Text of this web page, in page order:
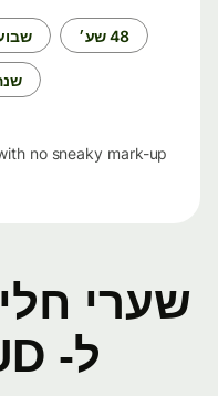
48 שע׳ שבוע
שנה
with no sneaky mark-up
ל- AUD היום